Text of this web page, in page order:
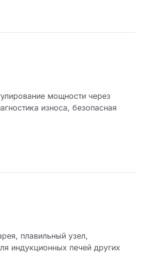
мощности через
износа, безопасная
плавильный узел,
индукционных печей других